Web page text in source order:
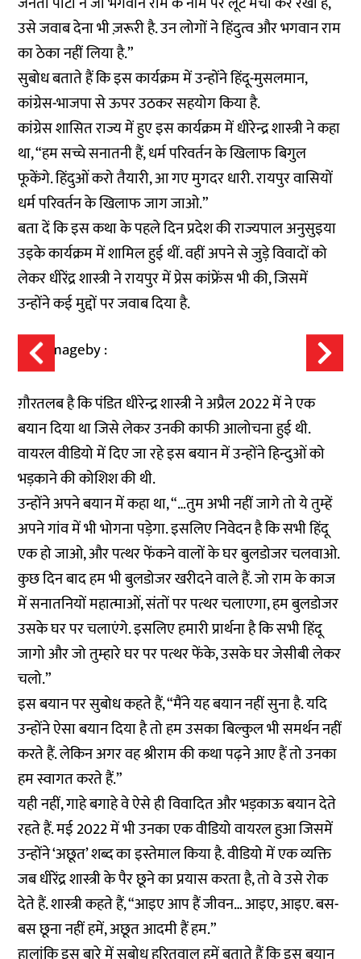
उसे जवाब देना भी ज़रूरी है. उन लोगों ने हिंदुत्व और भगवान राम
का ठेका नहीं लिया है.”
सुबोध बताते हैं कि इस कार्यक्रम में उन्होंने हिंदू-मुसलमान,
कांग्रेस-भाजपा से ऊपर उठकर सहयोग किया है.
कांग्रेस शासित राज्य में हुए इस कार्यक्रम में धीरेन्द्र शास्त्री ने कहा
था, “हम सच्चे सनातनी हैं, धर्म परिवर्तन के खिलाफ बिगुल
फूकेंगे. हिंदुओं करो तैयारी, आ गए मुगदर धारी. रायपुर वासियों
धर्म परिवर्तन के खिलाफ जाग जाओ.”
बता दें कि इस कथा के पहले दिन प्रदेश की राज्यपाल अनुसुइया
उइके कार्यक्रम में शामिल हुई थीं. वहीं अपने से जुड़े विवादों को
लेकर धीरेंद्र शास्त्री ने रायपुर में प्रेस कांफ्रेंस भी की, जिसमें
उन्होंने कई मुद्दों पर जवाब दिया है.
ग़ौरतलब है कि पंडित धीरेन्द्र शास्त्री ने अप्रैल 2022 में ने एक
बयान दिया था जिसे लेकर उनकी काफी आलोचना हुई थी.
वायरल वीडियो में दिए जा रहे इस बयान में उन्होंने हिन्दुओं को
भड़काने की कोशिश की थी.
उन्होंने अपने बयान में कहा था, “…तुम अभी नहीं जागे तो ये तुम्हें
अपने गांव में भी भोगना पड़ेगा. इसलिए निवेदन है कि सभी हिंदू
एक हो जाओ, और पत्थर फेंकने वालों के घर बुलडोजर चलवाओ.
कुछ दिन बाद हम भी बुलडोजर खरीदने वाले हैं. जो राम के काज
में सनातनियों महात्माओं, संतों पर पत्थर चलाएगा, हम बुलडोजर
उसके घर पर चलाएंगे. इसलिए हमारी प्रार्थना है कि सभी हिंदू
जागो और जो तुम्हारे घर पर पत्थर फेंके, उसके घर जेसीबी लेकर
चलो.”
इस बयान पर सुबोध कहते हैं, “मैंने यह बयान नहीं सुना है. यदि
उन्होंने ऐसा बयान दिया है तो हम उसका बिल्कुल भी समर्थन नहीं
करते हैं. लेकिन अगर वह श्रीराम की कथा पढ़ने आए हैं तो उनका
हम स्वागत करते हैं.”
यही नहीं, गाहे बगाहे वे ऐसे ही विवादित और भड़काऊ बयान देते
रहते हैं. मई 2022 में भी उनका एक वीडियो वायरल हुआ जिसमें
उन्होंने ‘अछूत’ शब्द का इस्तेमाल किया है. वीडियो में एक व्यक्ति
जब धीरेंद्र शास्त्री के पैर छूने का प्रयास करता है, तो वे उसे रोक
देते हैं. शास्त्री कहते हैं, “आइए आप हैं जीवन… आइए, आइए. बस-
बस छूना नहीं हमें, अछूत आदमी हैं हम.”